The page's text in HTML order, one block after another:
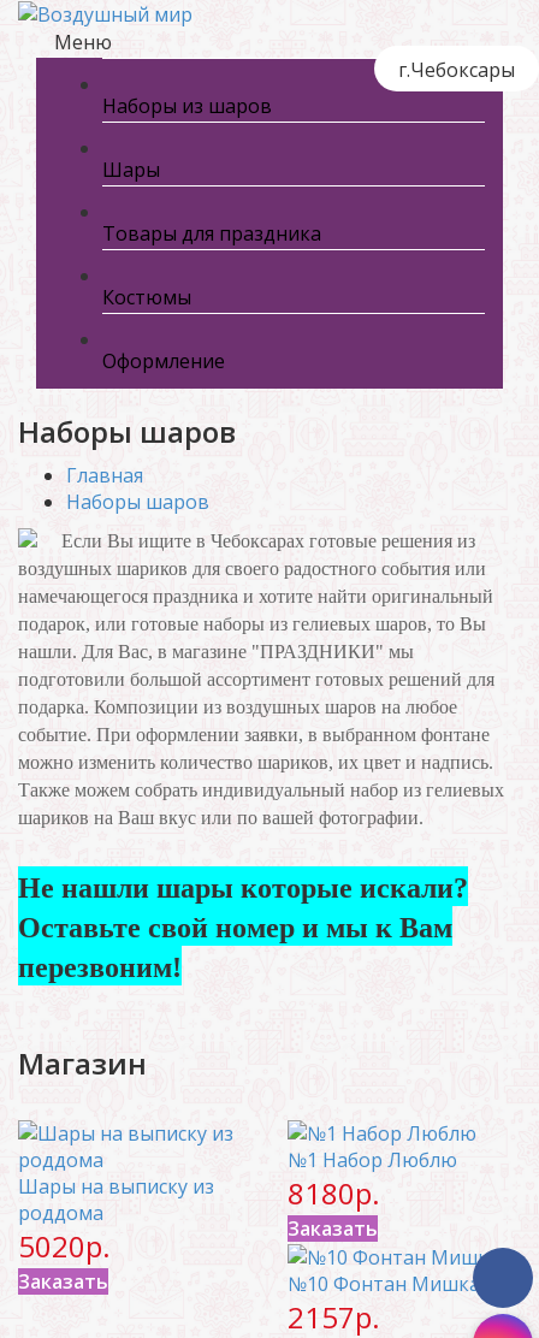
г.Чебоксары
Меню
Наборы из шаров
Шары
Товары для праздника
Костюмы
Оформление
Наборы шаров
Главная
Наборы шаров
Если Вы ищите в Чебоксарах готовые решения из
воздушных шариков для своего радостного события или
намечающегося праздника и хотите найти оригинальный
подарок, или готовые наборы из гелиевых шаров, то Вы
нашли. Для Вас, в магазине "ПРАЗДНИКИ" мы
подготовили большой ассортимент готовых решений для
подарка. Композиции из воздушных шаров на любое
событие. При оформлении заявки, в выбранном фонтане
можно изменить количество шариков, их цвет и надпись.
Также можем собрать индивидуальный набор из гелиевых
шариков на Ваш вкус или по вашей фотографии.
Не нашли шары которые искали?
Оставьте свой номер и мы к Вам
перезвоним!
Магазин
Шары на выписку из
роддома
5020р.
Заказать
№1 Набор Люблю
8180р.
Заказать
№10 Фонтан Мишка
2157р.